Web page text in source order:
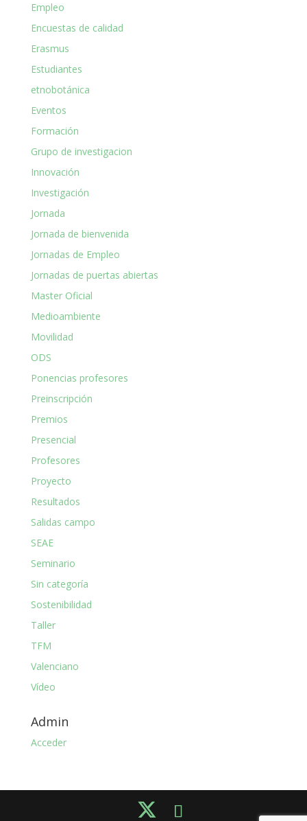
Empleo
Encuestas de calidad
Erasmus
Estudiantes
etnobotánica
Eventos
Formación
Grupo de investigacion
Innovación
Investigación
Jornada
Jornada de bienvenida
Jornadas de Empleo
Jornadas de puertas abiertas
Master Oficial
Medioambiente
Movilidad
ODS
Ponencias profesores
Preinscripción
Premios
Presencial
Profesores
Proyecto
Resultados
Salidas campo
SEAE
Seminario
Sin categoría
Sostenibilidad
Taller
TFM
Valenciano
Vídeo
Admin
Acceder